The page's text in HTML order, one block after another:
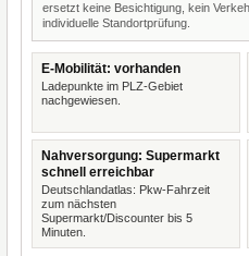
ersetzt keine Besichtigung, kein
individuelle Standortprüfung.
E-Mobilität: vorhanden
Ladepunkte im PLZ-Gebiet
nachgewiesen.
Nahversorgung: Supermarkt
schnell erreichbar
Deutschlandatlas: Pkw-Fahrzeit
zum nächsten
Supermarkt/Discounter bis 5
Minuten.